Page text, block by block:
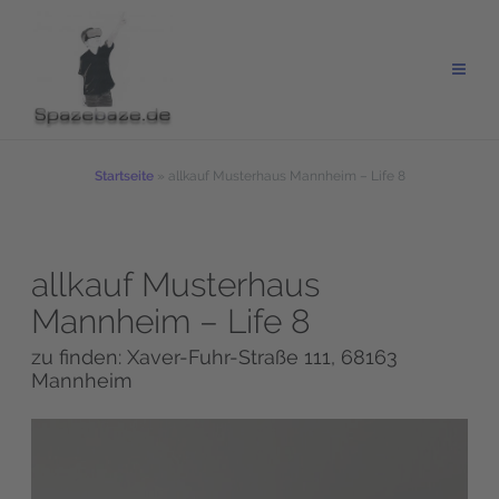
Startseite» allkauf Musterhaus Mannheim – Life 8
allkauf Musterhaus
Mannheim – Life 8
zu finden: Xaver-Fuhr-Straße 111, 68163
Mannheim